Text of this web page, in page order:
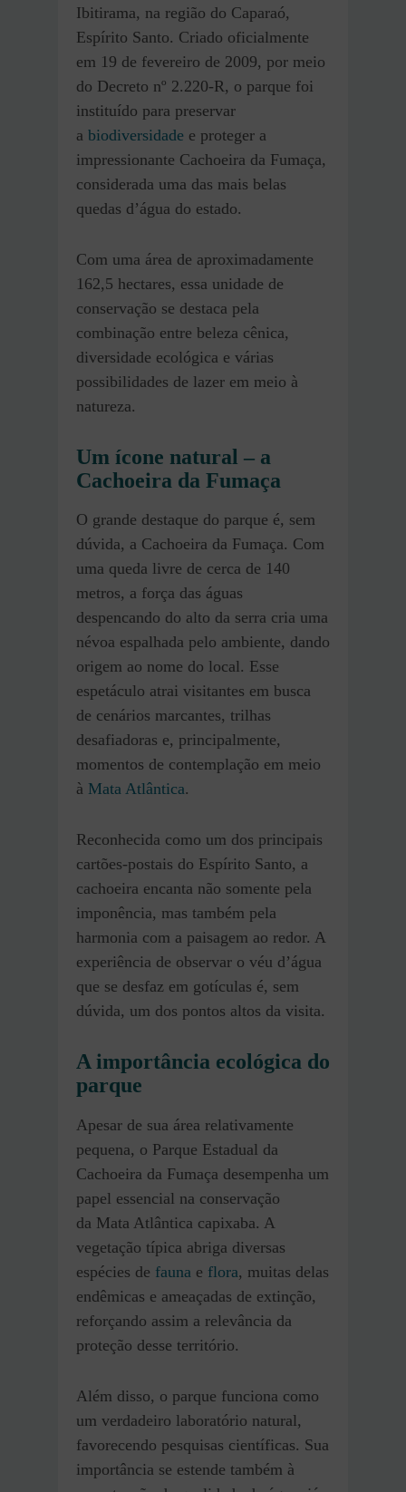
Ibitirama, na região do Caparaó,
Espírito Santo. Criado oficialmente
em 19 de fevereiro de 2009, por meio
do Decreto nº 2.220-R, o parque foi
instituído para preservar
a biodiversidade e proteger a
impressionante Cachoeira da Fumaça,
considerada uma das mais belas
quedas d’água do estado.
Com uma área de aproximadamente
162,5 hectares, essa unidade de
conservação se destaca pela
combinação entre beleza cênica,
diversidade ecológica e várias
possibilidades de lazer em meio à
natureza.
Um ícone natural – a
Cachoeira da Fumaça
O grande destaque do parque é, sem
dúvida, a Cachoeira da Fumaça. Com
uma queda livre de cerca de 140
metros, a força das águas
despencando do alto da serra cria uma
névoa espalhada pelo ambiente, dando
origem ao nome do local. Esse
espetáculo atrai visitantes em busca
de cenários marcantes, trilhas
desafiadoras e, principalmente,
momentos de contemplação em meio
à Mata Atlântica.
Reconhecida como um dos principais
cartões-postais do Espírito Santo, a
cachoeira encanta não somente pela
imponência, mas também pela
harmonia com a paisagem ao redor. A
experiência de observar o véu d’água
que se desfaz em gotículas é, sem
dúvida, um dos pontos altos da visita.
A importância ecológica do
parque
Apesar de sua área relativamente
pequena, o Parque Estadual da
Cachoeira da Fumaça desempenha um
papel essencial na conservação
da Mata Atlântica capixaba. A
vegetação típica abriga diversas
espécies de fauna e flora, muitas delas
endêmicas e ameaçadas de extinção,
reforçando assim a relevância da
proteção desse território.
Além disso, o parque funciona como
um verdadeiro laboratório natural,
favorecendo pesquisas científicas. Sua
importância se estende também à